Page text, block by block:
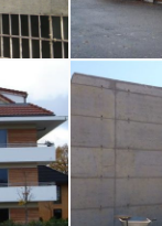
Construction
rénovation